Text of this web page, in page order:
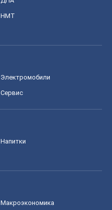
НМТ
Электромобили
Сервис
Напитки
Mакроэкономика